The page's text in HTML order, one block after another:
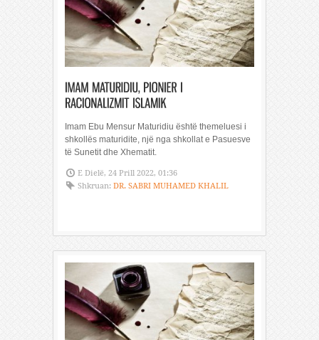
Imam Ebu Mensur Maturidiu është themeluesi i
shkollës maturidite, një nga shkollat e Pasuesve
të Sunetit dhe Xhematit.
E Dielë, 24 Prill 2022, 01:36
Shkruan: DR. SABRI MUHAMED KHALIL